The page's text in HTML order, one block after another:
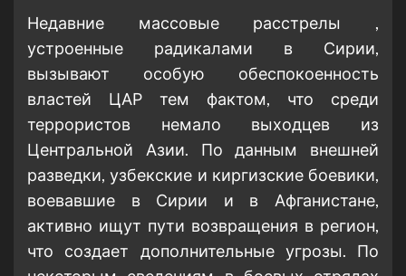
Недавние массовые расстрелы ,
устроенные радикалами в Сирии,
вызывают особую обеспокоенность
властей ЦАР тем фактом, что среди
террористов немало выходцев из
Центральной Азии. По данным внешней
разведки, узбекские и киргизские боевики,
воевавшие в Сирии и в Афганистане,
активно ищут пути возвращения в регион,
что создает дополнительные угрозы. По